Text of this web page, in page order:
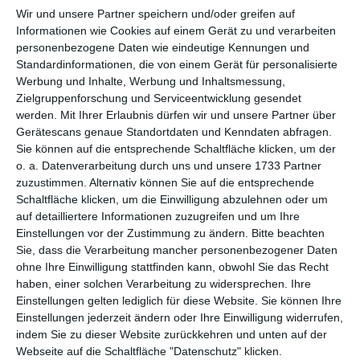
Wir und unsere Partner speichern und/oder greifen auf
Informationen wie Cookies auf einem Gerät zu und verarbeiten
personenbezogene Daten wie eindeutige Kennungen und
Standardinformationen, die von einem Gerät für personalisierte
Werbung und Inhalte, Werbung und Inhaltsmessung,
Zielgruppenforschung und Serviceentwicklung gesendet
werden.
Mit Ihrer Erlaubnis dürfen wir und unsere Partner über
Gerätescans genaue Standortdaten und Kenndaten abfragen.
Sie können auf die entsprechende Schaltfläche klicken, um der
o. a. Datenverarbeitung durch uns und unsere 1733 Partner
zuzustimmen. Alternativ können Sie auf die entsprechende
Schaltfläche klicken, um die Einwilligung abzulehnen oder um
auf detailliertere Informationen zuzugreifen und um Ihre
Einstellungen vor der Zustimmung zu ändern.
Bitte beachten
Sie, dass die Verarbeitung mancher personenbezogener Daten
ohne Ihre Einwilligung stattfinden kann, obwohl Sie das Recht
haben, einer solchen Verarbeitung zu widersprechen. Ihre
Einstellungen gelten lediglich für diese Website. Sie können Ihre
Einstellungen jederzeit ändern oder Ihre Einwilligung widerrufen,
indem Sie zu dieser Website zurückkehren und unten auf der
Webseite auf die Schaltfläche "Datenschutz" klicken.
TEILEN
Facebook, Twitter, WhatsApp, ...
WEITERE KARTEN IN DIESEN
KATEGORIEN ANSEHEN
Grüße und Gedanken
Gesellschaftliche Werte
Umweltschutz
Bäume